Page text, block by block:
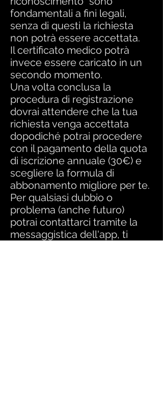
fondamentali a fini legali,
senza di questi la richiesta
non potrà essere accettata.
Il certificato medico potrà
invece essere caricato in un
secondo momento.
Una volta conclusa la
procedura di registrazione
dovrai attendere che la tua
richiesta venga accettata
dopodiché potrai procedere
con il pagamento della quota
di iscrizione annuale (30€) e
scegliere la formula di
abbonamento migliore per te.
Per qualsiasi dubbio o
problema (anche futuro)
potrai contattarci tramite la
messaggistica dell'app, ti